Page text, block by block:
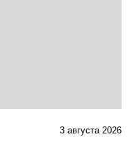
3 августа 2026